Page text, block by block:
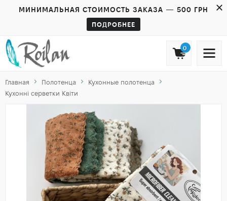
МИНИМАЛЬНАЯ СТОИМОСТЬ ЗАКАЗА — 500 ГРН
ПОДРОБНЕЕ
0
Главная Полотенца
Кухонные полотенца
Кухонні серветки Квіти